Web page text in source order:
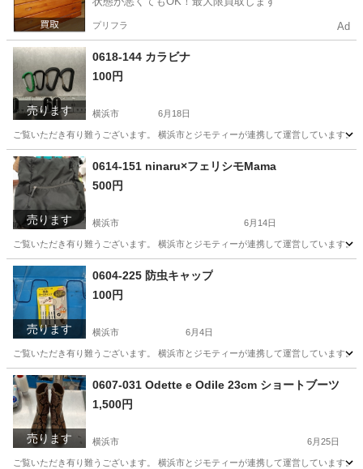
プリフラ Ad
売ります
0618-144 カラビナ
100円
横浜市 6月18日
ご覧いただき有り難うございます。 横浜市とジモティーが連携して運営していま
神奈川 横浜市
売ります
0614-151 ninaru×フェリシモMama
500円
横浜市 6月14日
ご覧いただき有り難うございます。 横浜市とジモティーが連携して運営していま
神奈川 横浜市 リユース
売ります
0604-225 防虫キャップ
100円
横浜市 6月4日
ご覧いただき有り難うございます。 横浜市とジモティーが連携して運営していま
神奈川 横浜市
売ります
0607-031 Odette e Odile 23cm ショートブーツ
1,500円
横浜市 6月25日
ご覧いただき有り難うございます。 横浜市とジモティーが連携して運営していま